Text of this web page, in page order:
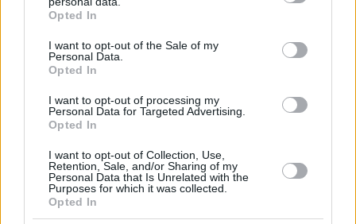
grant or deny consent to Google and its third-party tags to
use your data for below specified purposes in below Google
consent section.
Opted In
I want to opt-out of the Sale of my
Personal Data.
Opted In
I want to opt-out of processing my
Personal Data for Targeted Advertising.
Opted In
I want to opt-out of Collection, Use,
Retention, Sale, and/or Sharing of my
Personal Data that Is Unrelated with the
Purposes for which it was collected.
Opted In
ΡΟΗ ΕΙΔΗΣΕΩΝ
Σκληρό παζάρι του Ιράν για το Ορμούζ: Οι όροι που
θέτει στις ΗΠΑ για να «ξεκλειδώσει» τα στενά
πριν 5 λεπτά